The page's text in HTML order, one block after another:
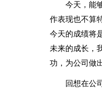
今天，能
作表现也不算
今天的成绩将
未来的成长，
功，为公司做
回想在公